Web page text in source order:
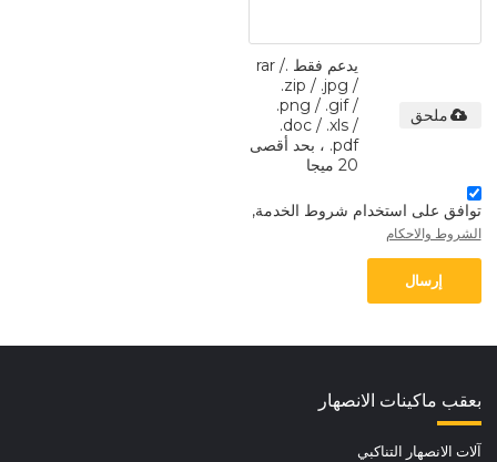
يدعم فقط .rar /
.zip / .jpg /
.png / .gif /
.doc / .xls /
.pdf ، بحد أقصى
20 ميجا
ملحق
توافق على استخدام شروط الخدمة,
الشروط والاحكام
إرسال
بعقب ماكينات الانصهار
آلات الانصهار التناكبي